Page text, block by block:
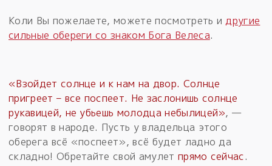
Коли Вы пожелаете, можете посмотреть идругие
сильные обереги со знаком Бога Велеса.
«Взойдет солнце и к нам на двор. Солнце
пригреет – все поспеет. Не заслонишь солнце
рукавицей, не убьешь молодца небылицей», —
говорят в народе. Пусть у владельца этого
оберега всё «поспеет», всё будет ладно да
складно! Обретайте свой амулет прямо сейчас.